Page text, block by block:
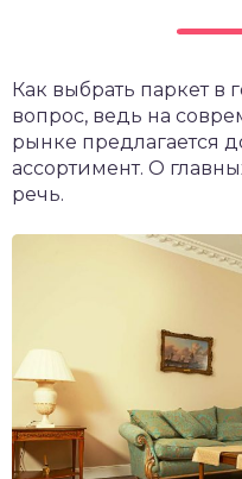
Как выбрать паркет в
вопрос, ведь на
рынке предлагается
ассортимент. О
речь.